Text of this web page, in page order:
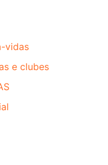
vidas
e clubes